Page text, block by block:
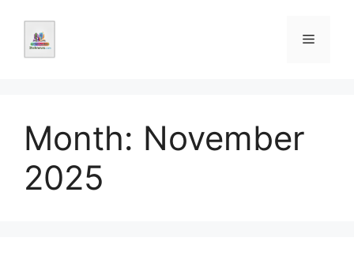
content
Menu
Month: November
2025